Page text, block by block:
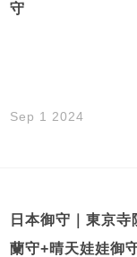
守
Sep 1 2024
日本御守｜東京
蘭守+晴天娃娃御